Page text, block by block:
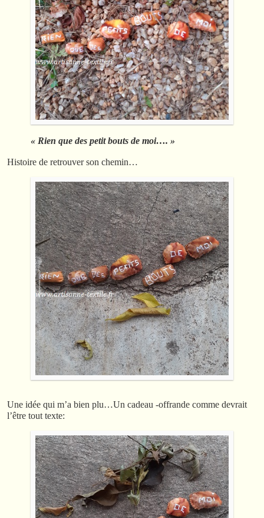
« Rien que des petit bouts de moi…. »
Histoire de retrouver son chemin…
Une idée qui m’a bien plu…Un cadeau -offrande comme devrait
l’être tout texte: